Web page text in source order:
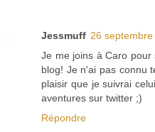
Jessmuff 26
Je me joins à Caro
blog! Je n'ai pas connu
plaisir que je suivrai
aventures sur twitter ;)
Répondre